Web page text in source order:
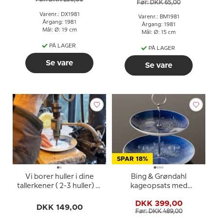
Varenr.: DX1981
Årgang: 1981
Mål: Ø: 19 cm
PÅ LAGER
Se vare
Før: DKK 65,00
Varenr.: BM1981
Årgang: 1981
Mål: Ø: 15 cm
PÅ LAGER
Se vare
Vi borer huller i dine
tallerkener ( 2-3 huller) til
DKK 149,00
SPAR 18%
Bing & Grøndahl
kageopsats med
DKK 399,00
Før: DKK 489,00